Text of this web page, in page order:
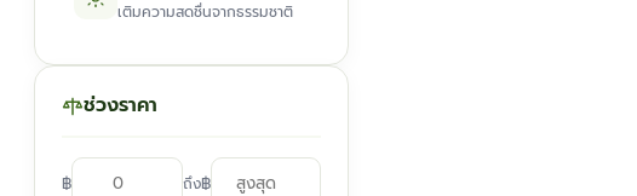
เติมความสดชื่นจากธรรมชาติ
ช่วงราคา
฿ ถึง฿